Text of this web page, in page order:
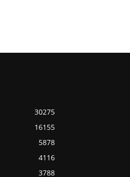
30275
16155
5878
4116
3788